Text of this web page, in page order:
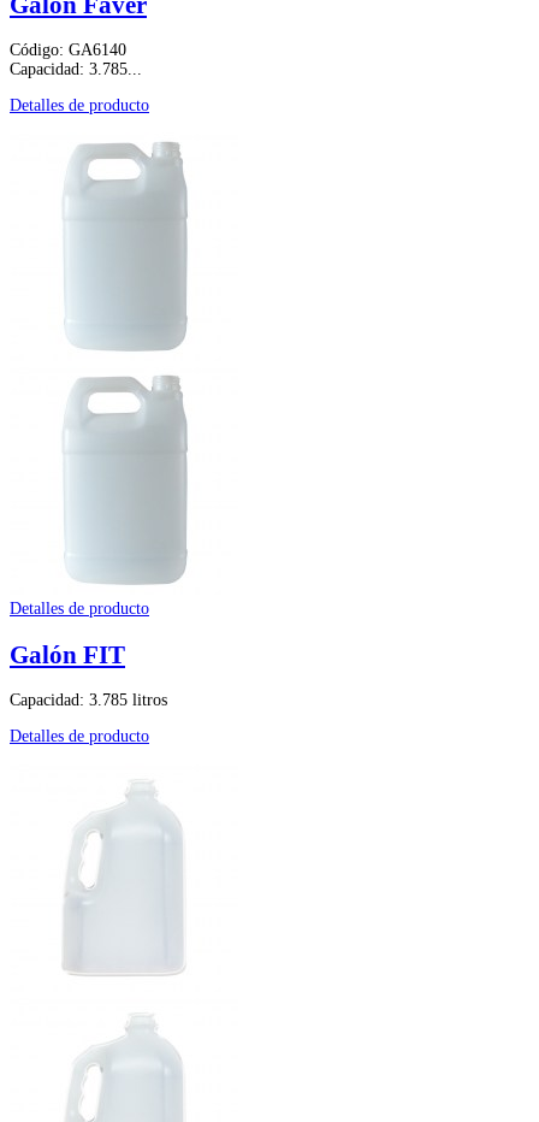
Código: GA6140
Capacidad: 3.785...
Detalles de producto
Detalles de producto
Galón FIT
Capacidad: 3.785 litros
Detalles de producto